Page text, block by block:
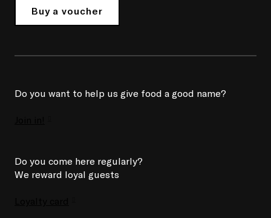
Buy a voucher
Do you want to help us give food a good name?
Do you come here regularly?
We reward loyal guests